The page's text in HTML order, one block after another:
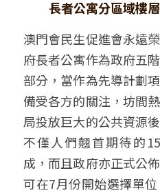
長者公寓分區域樓
澳門會民生促進會永遠
府長者公寓作為政府五
部分，當作為先導計劃
備受各方的關注，坊間
局投放巨大的公共資源
不僅人們翹首期待的
成，而且政府亦正式公
可在7月份開始選擇單